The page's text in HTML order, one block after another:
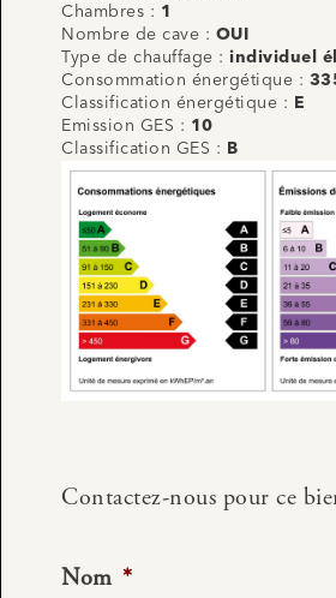
Chambres : 1
Nombre de cave : OUI
Type de chauffage : individuel
Consommation énergétique :
Classification énergétique :
E
Emission GES : 10
Classification GES :
B
Contactez-nous pour ce
Nom *